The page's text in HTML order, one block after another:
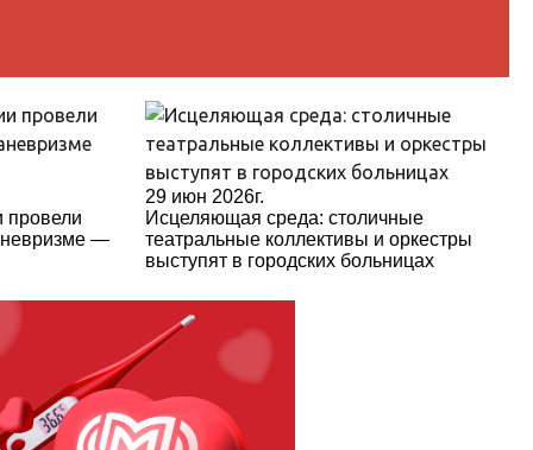
провели
—
29 июн 2026г.
Исцеляющая среда: столичные
театральные коллективы и оркестры
выступят в городских больницах